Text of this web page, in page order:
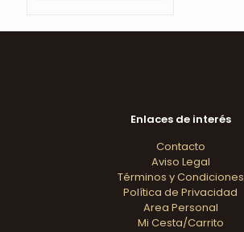
Enlaces de interés
Contacto
Aviso Legal
Términos y Condiciones
Política de Privacidad
Area Personal
Mi Cesta/Carrito